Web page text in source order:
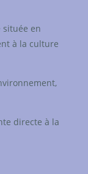
située en
à la culture
directe à la